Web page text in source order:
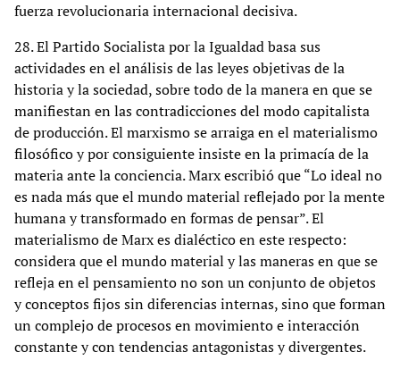
fuerza revolucionaria internacional decisiva.
28. El Partido Socialista por la Igualdad basa sus
actividades en el análisis de las leyes objetivas de la
historia y la sociedad, sobre todo de la manera en que se
manifiestan en las contradicciones del modo capitalista
de producción. El marxismo se arraiga en el materialismo
filosófico y por consiguiente insiste en la primacía de la
materia ante la conciencia. Marx escribió que “Lo ideal no
es nada más que el mundo material reflejado por la mente
humana y transformado en formas de pensar”. El
materialismo de Marx es dialéctico en este respecto:
considera que el mundo material y las maneras en que se
refleja en el pensamiento no son un conjunto de objetos
y conceptos fijos sin diferencias internas, sino que forman
un complejo de procesos en movimiento e interacción
constante y con tendencias antagonistas y divergentes.